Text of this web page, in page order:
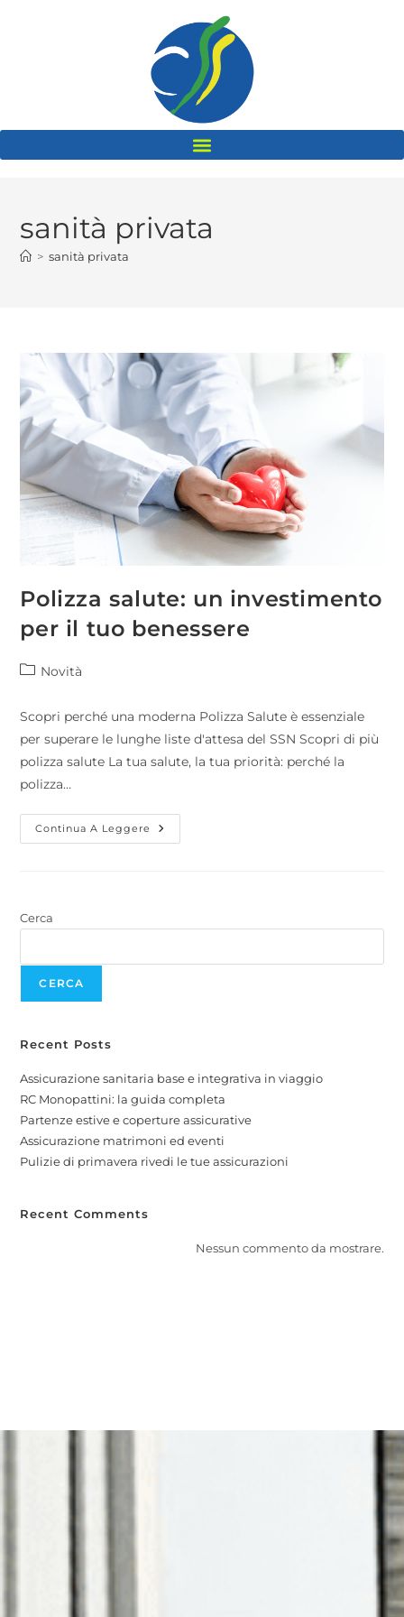
sanità privata
> sanità privata
Polizza salute: un investimento
per il tuo benessere
Novità
Scopri perché una moderna Polizza Salute è essenziale
per superare le lunghe liste d'attesa del SSN Scopri di più
polizza salute La tua salute, la tua priorità: perché la
polizza…
Continua A Leggere
Cerca
CERCA
Recent Posts
Assicurazione sanitaria base e integrativa in viaggio
RC Monopattini: la guida completa
Partenze estive e coperture assicurative
Assicurazione matrimoni ed eventi
Pulizie di primavera rivedi le tue assicurazioni
Recent Comments
Nessun commento da mostrare.